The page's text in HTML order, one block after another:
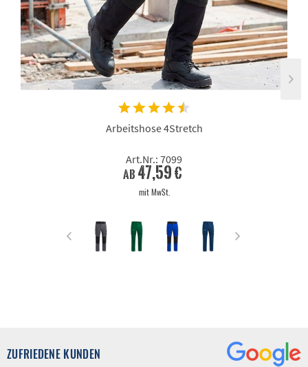
Arbeitshose 4Stretch
Art.Nr.: 7099
ab 47,59 €
mit MwSt.
ZUFRIEDENE KUNDEN